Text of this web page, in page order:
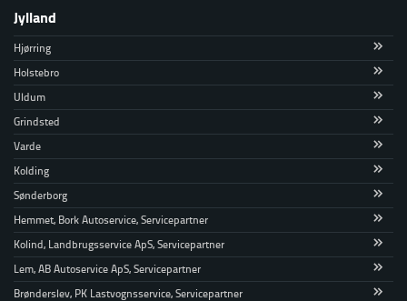
Jylland
Hjørring
Holstebro
Uldum
Grindsted
Varde
Kolding
Sønderborg
Hemmet, Bork Autoservice, Servicepartner
Kolind, Landbrugsservice ApS, Servicepartner
Lem, AB Autoservice ApS, Servicepartner
Brønderslev, PK Lastvognsservice, Servicepartner